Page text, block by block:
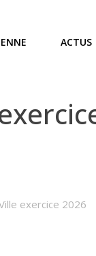
ACTUS
exercice 2026